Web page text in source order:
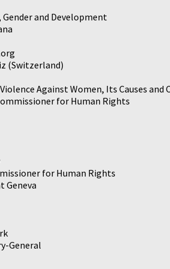
and Development
(Switzerland)
Against Women, Its Causes and
for Human Rights
for Human Rights
Geneva
General